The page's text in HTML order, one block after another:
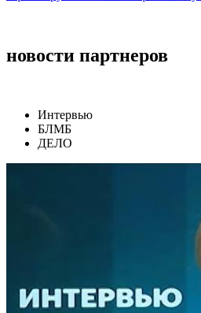
новости партнеров
Интервью
БЛМБ
ДЕЛО